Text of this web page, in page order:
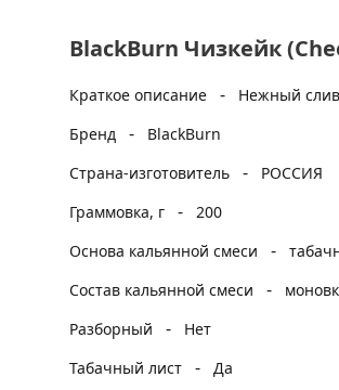
BlackBurn Чизкейк
Краткое описание -
Нежный
Бренд
-
BlackBurn
Страна-изготовитель
-
РОССИЯ
Граммовка, г
- 200
Основа кальянной смеси
-
Состав кальянной смеси
-
Разборный
-
Нет
Табачный лист
- Да